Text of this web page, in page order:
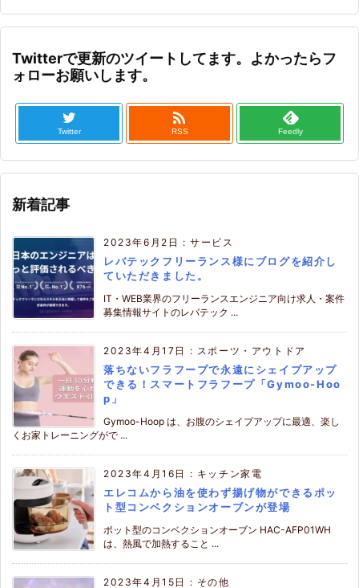
Twitterで更新のツイートしてます。よかったらフ
ォローお願いします。
Twitter

RSS Feedly
新着記事
2023年6月2日 :サービス
レバテックフリーランス様にブログを紹介し
ていただきました。
IT・WEB業界のフリーランスエンジニア向け求人・案件
募集情報サイトのレバテック ...
2023年4月17日 : スポーツ・アウトドア
落ちないフラフープで永遠にシェイプアップ
できる！スマートフラフープ「Gymoo-Hoo
p」
Gymoo-Hoop は、お腹のシェイプアップに最適、楽し
くお家トレーニングがで ...
2023年4月16日 : キッチン家電
エレコムから油を使わず揚げ物ができるポッ
ト型コンベクションオーブンが登場
ポット型のコンベクションオーブン HAC-AFP01WH
は、熱風で加熱すること ...
2023年4月15日 : その他